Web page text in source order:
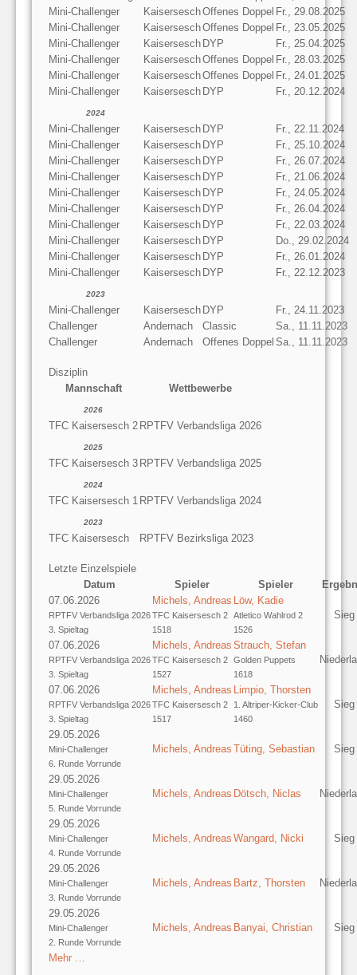
Mini-Challenger
KaiserseschOffenes Doppel Fr., 29.08.2025
Mini-Challenger
KaiserseschOffenes Doppel Fr., 23.05.2025
Mini-Challenger
Kaisersesch DYP
Fr., 25.04.2025
Mini-Challenger
KaiserseschOffenes Doppel Fr., 28.03.2025
Mini-Challenger
KaiserseschOffenes Doppel Fr., 24.01.2025
Mini-Challenger
Kaisersesch DYP Fr., 20.12.2024
2024
Mini-Challenger Kaisersesch DYP
Fr., 22.11.2024
Mini-Challenger
Kaisersesch DYP
Fr., 25.10.2024
Mini-Challenger
Kaisersesch DYP
Fr., 26.07.2024
Mini-Challenger
Kaisersesch DYP
Fr., 21.06.2024
Mini-Challenger
Kaisersesch DYP
Fr., 24.05.2024
Mini-Challenger
Kaisersesch DYP
Fr., 26.04.2024
Mini-Challenger
Kaisersesch DYP
Fr., 22.03.2024
Mini-Challenger
Kaisersesch DYP
Do., 29.02.2024
Mini-Challenger
Kaisersesch DYP
Fr., 26.01.2024
Mini-Challenger
Kaisersesch DYP Fr., 22.12.2023
2023
Mini-Challenger Kaisersesch DYP
Fr., 24.11.2023
Challenger
Andernach Classic
Sa., 11.11.2023
Challenger
Andernach Offenes Doppel Sa., 11.11.2023
Disziplin
Mannschaft
Wettbewerbe
2026
TFC Kaisersesch 2 RPTFV Verbandsliga 2026
2025
TFC Kaisersesch 3 RPTFV Verbandsliga 2025
2024
TFC Kaisersesch 1 RPTFV Verbandsliga 2024
2023
TFC Kaisersesch RPTFV Bezirksliga 2023
Letzte Einzelspiele
Datum
Spieler Spieler
07.06.2026
RPTFV Verbandsliga 2026
3. Spieltag
Michels, Andreas
TFC Kaisersesch 2
1518
Löw, Kadie
Atletico Wahlrod 2
1526
Sieg
07.06.2026
RPTFV Verbandsliga 2026
3. Spieltag
Michels, Andreas
TFC Kaisersesch 2
1527
Strauch, Stefan
Golden Puppets
1618
07.06.2026
RPTFV Verbandsliga 2026
3. Spieltag
Michels, Andreas
TFC Kaisersesch 2
1517
Limpio, Thorsten
1. Altriper-Kicker-Club
1460
Sieg
29.05.2026
Mini-Challenger
6. Runde Vorrunde
Michels, Andreas Tüting, Sebastian Sieg
29.05.2026
Mini-Challenger
5. Runde Vorrunde
Michels, Andreas Dötsch, Niclas
29.05.2026
Mini-Challenger
4. Runde Vorrunde
Michels, Andreas Wangard, Nicki Sieg
29.05.2026
Mini-Challenger
3. Runde Vorrunde
Michels, Andreas Bartz, Thorsten
29.05.2026
Mini-Challenger
2. Runde Vorrunde
Michels, Andreas Banyai, Christian Sieg
Mehr …